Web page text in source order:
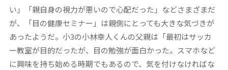
い」「親自身の視力が悪いので心配だった」などさまざまだ
が、「目の健康セミナー」は親側にとっても大きな気づきが
あったようだ。小3の小林幸人くんの父親は「最初はサッカ
ー教室が目的だったが、目の勉強が面白かった。スマホなど
に興味を持ち始める時期でもあるので、気を付けなければな